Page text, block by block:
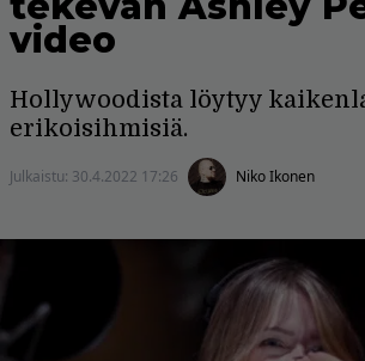
video
Hollywoodista löytyy
erikoisihmisiä.
Julkaistu: 30.4.2022 17:26 Niko Ikonen